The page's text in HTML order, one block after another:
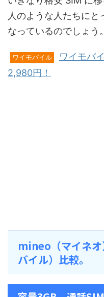
人のような人たちにと
なっているのでしょう。
ワイモバイル
ワイモバ
2,980円！
mineo（マイネ
バイル）比較。